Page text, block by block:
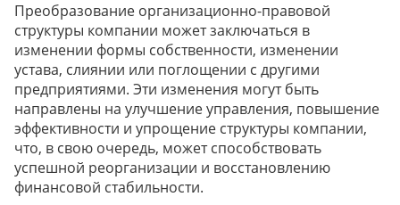
Преобразование организационно-правовой
структуры компании может заключаться в
изменении формы собственности, изменении
устава, слиянии или поглощении с другими
предприятиями. Эти изменения могут быть
направлены на улучшение управления, повышение
эффективности и упрощение структуры компании,
что, в свою очередь, может способствовать
успешной реорганизации и восстановлению
финансовой стабильности.